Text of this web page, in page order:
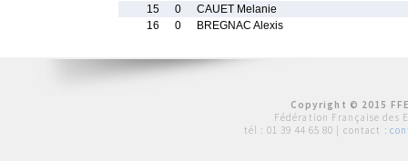
15
0
CAUET Melanie
16
0 BREGNAC Alexis
Copyright © 2015
Fédération Française des
tél : 01 39 44 65 80 | contact :